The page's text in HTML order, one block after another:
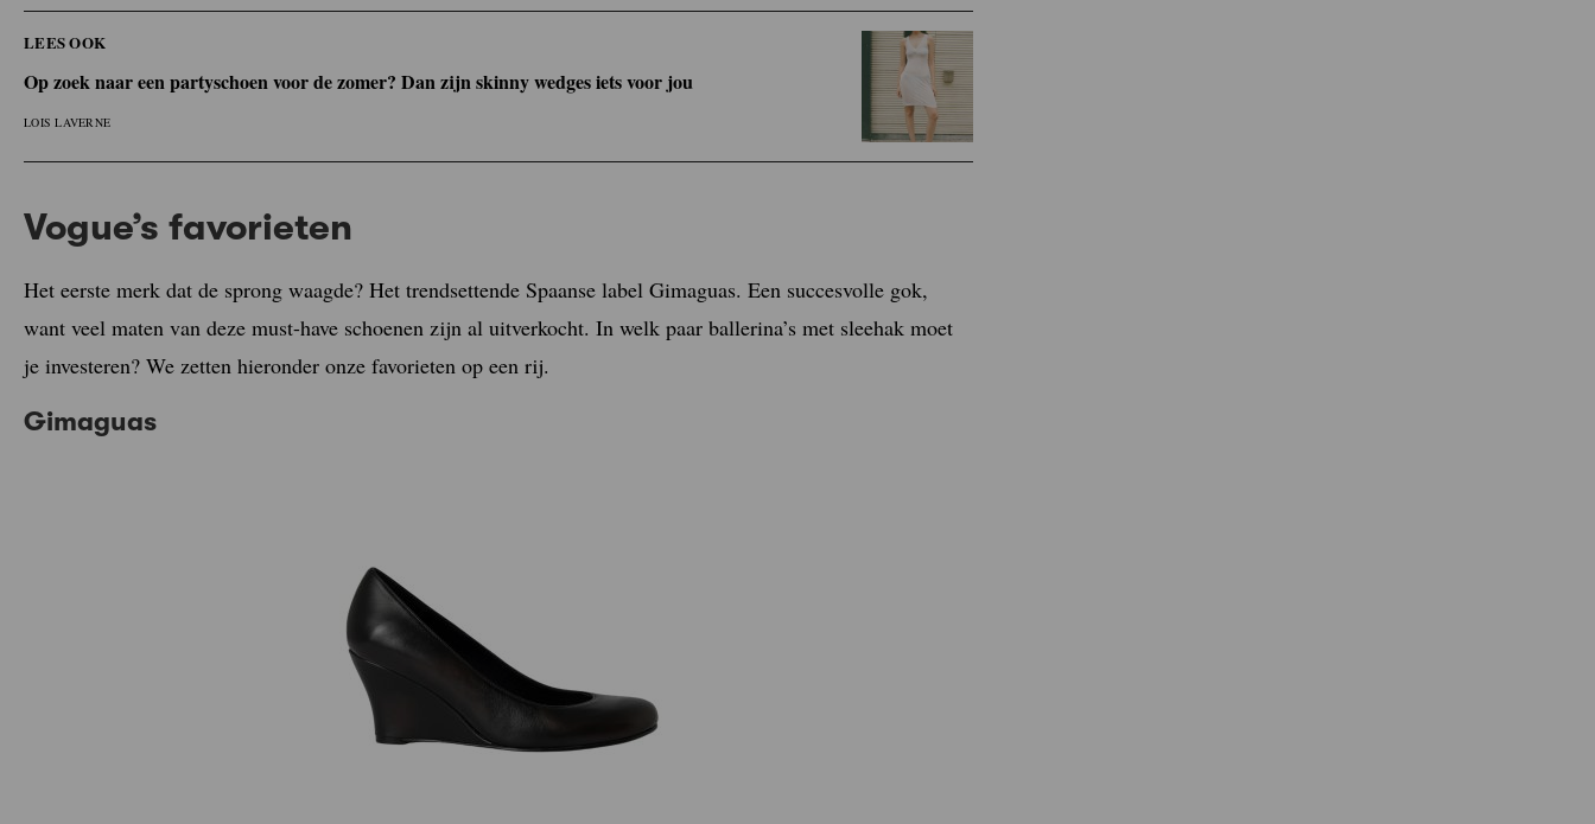
LEES OOK
Op zoek naar een partyschoen voor de zomer? Dan zijn skinny wedges iets voor jou
LOIS LAVERNE
Vogue’s favorieten
Het eerste merk dat de sprong waagde? Het trendsettende Spaanse label Gimaguas. Een succesvolle gok,
want veel maten van deze must-have schoenen zijn al uitverkocht. In welk paar ballerina’s met sleehak moet
je investeren? We zetten hieronder onze favorieten op een rij.
Gimaguas